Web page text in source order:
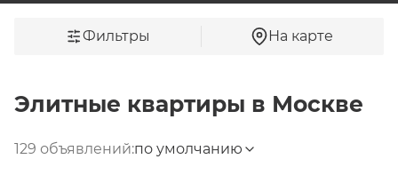
Фильтры На карте
Элитные квартиры в Москве
129 объявлений:по умолчанию